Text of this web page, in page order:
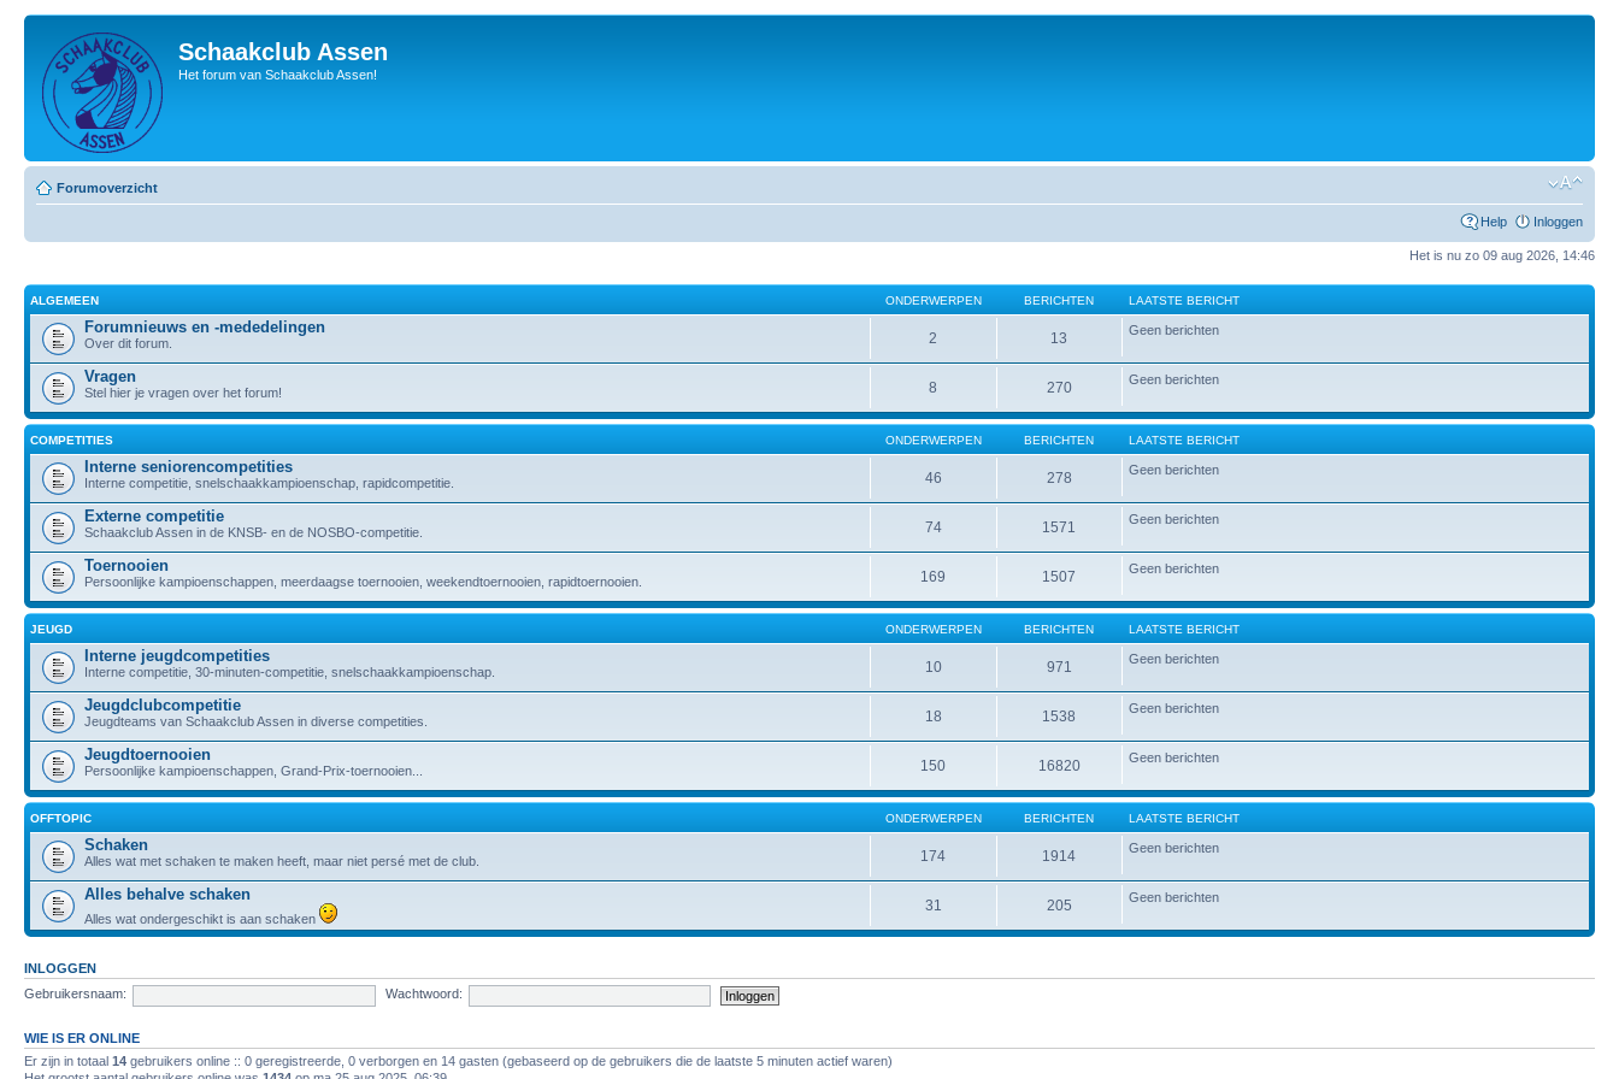
Schaakclub Assen
Het forum van Schaakclub Assen!
Forumoverzicht
Help Inloggen
Het is nu zo 09 aug 2026, 14:46
ALGEMEEN ONDERWERPEN BERICHTEN LAATSTE BERICHT
Forumnieuws en -mededelingen
Over dit forum. 2 13 Geen berichten
Vragen
Stel hier je vragen over het forum! 8 270 Geen berichten
COMPETITIES ONDERWERPEN BERICHTEN LAATSTE BERICHT
Interne seniorencompetities
Interne competitie, snelschaakkampioenschap, rapidcompetitie. 46 278 Geen berichten
Externe competitie
Schaakclub Assen in de KNSB- en de NOSBO-competitie. 74 1571 Geen berichten
Toernooien
Persoonlijke kampioenschappen, meerdaagse toernooien, weekendtoernooien, rapidtoernooien. 169 1507 Geen berichten
JEUGD ONDERWERPEN BERICHTEN LAATSTE BERICHT
Interne jeugdcompetities
Interne competitie, 30-minuten-competitie, snelschaakkampioenschap. 10 971 Geen berichten
Jeugdclubcompetitie
Jeugdteams van Schaakclub Assen in diverse competities. 18 1538 Geen berichten
Jeugdtoernooien
Persoonlijke kampioenschappen, Grand-Prix-toernooien... 150 16820 Geen berichten
OFFTOPIC ONDERWERPEN BERICHTEN LAATSTE BERICHT
Schaken
Alles wat met schaken te maken heeft, maar niet persé met de club. 174 1914 Geen berichten
Alles behalve schaken
Alles wat ondergeschikt is aan schaken
31 205 Geen berichten
INLOGGEN
Gebruikersnaam:
Wachtwoord:
WIE IS ER ONLINE
Er zijn in totaal 14 gebruikers online :: 0 geregistreerde, 0 verborgen en 14 gasten (gebaseerd op de gebruikers die de laatste 5 minuten actief waren)